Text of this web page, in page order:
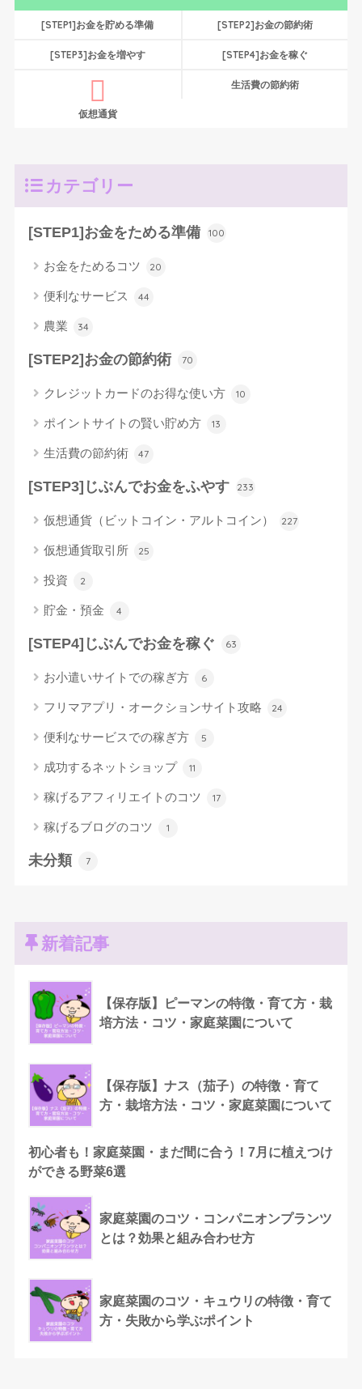
[STEP1]お金を貯める準備 [STEP2]お金の節約術
[STEP3]お金を増やす [STEP4]お金を稼ぐ
仮想通貨
生活費の節約術
カテゴリー
[STEP1]お金をためる準備 100
お金をためるコツ 20
便利なサービス 44
農業 34
[STEP2]お金の節約術 70
クレジットカードのお得な使い方 10
ポイントサイトの賢い貯め方 13
生活費の節約術 47
[STEP3]じぶんでお金をふやす 233
仮想通貨（ビットコイン・アルトコイン） 227
仮想通貨取引所 25
投資 2
貯金・預金 4
[STEP4]じぶんでお金を稼ぐ 63
お小遣いサイトでの稼ぎ方 6
フリマアプリ・オークションサイト攻略 24
便利なサービスでの稼ぎ方 5
成功するネットショップ 11
稼げるアフィリエイトのコツ 17
稼げるブログのコツ 1
未分類 7
新着記事
【保存版】ピーマンの特徴・育て方・栽
培方法・コツ・家庭菜園について
【保存版】ナス（茄子）の特徴・育て
方・栽培方法・コツ・家庭菜園について
初心者も！家庭菜園・まだ間に合う！7月に植えつけ
ができる野菜6選
家庭菜園のコツ・コンパニオンプランツ
とは？効果と組み合わせ方
家庭菜園のコツ・キュウリの特徴・育て
方・失敗から学ぶポイント